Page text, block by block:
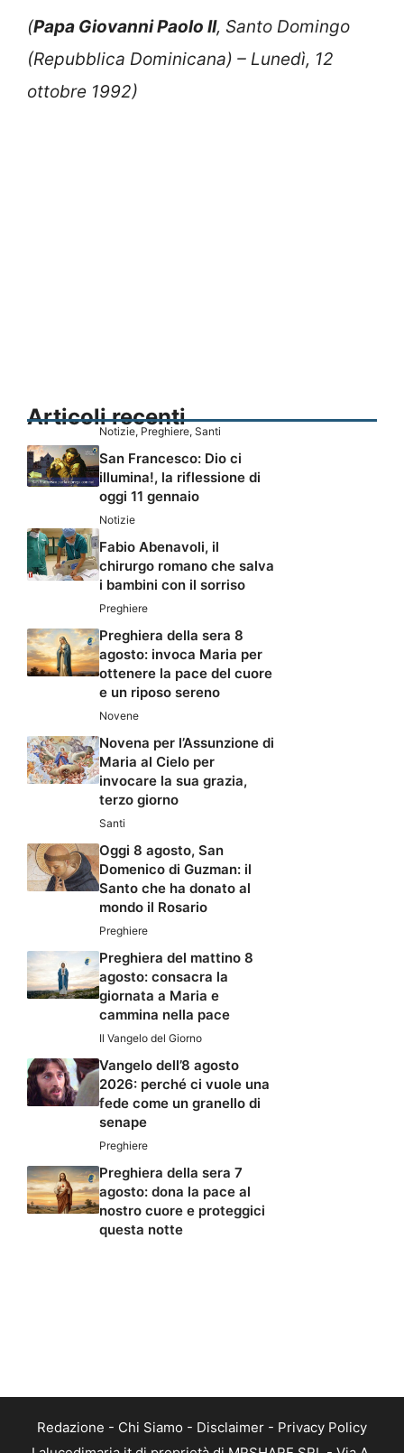
(Papa Giovanni Paolo II, Santo Domingo
(Repubblica Dominicana) – Lunedì, 12
ottobre 1992)
Articoli recenti
Notizie, Preghiere, Santi
San Francesco: Dio ci
illumina!, la riflessione di
oggi 11 gennaio
Notizie
Fabio Abenavoli, il
chirurgo romano che salva
i bambini con il sorriso
Preghiere
Preghiera della sera 8
agosto: invoca Maria per
ottenere la pace del cuore
e un riposo sereno
Novene
Novena per l’Assunzione di
Maria al Cielo per
invocare la sua grazia,
terzo giorno
Santi
Oggi 8 agosto, San
Domenico di Guzman: il
Santo che ha donato al
mondo il Rosario
Preghiere
Preghiera del mattino 8
agosto: consacra la
giornata a Maria e
cammina nella pace
Il Vangelo del Giorno
Vangelo dell’8 agosto
2026: perché ci vuole una
fede come un granello di
senape
Preghiere
Preghiera della sera 7
agosto: dona la pace al
nostro cuore e proteggici
questa notte
Redazione - Chi Siamo - Disclaimer - Privacy Policy